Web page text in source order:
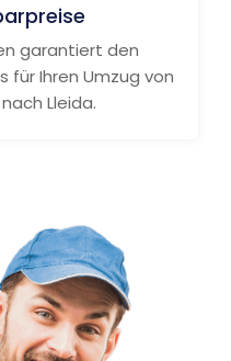
garantiert den
für Ihren Umzug von
Lleida.